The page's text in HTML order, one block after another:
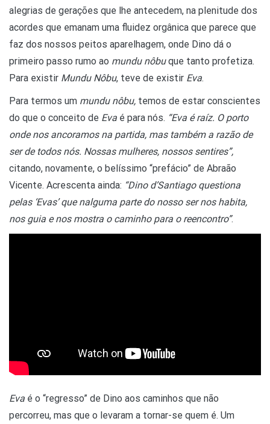
alegrias de gerações que lhe antecedem, na plenitude dos
acordes que emanam uma fluidez orgânica que parece que
faz dos nossos peitos aparelhagem, onde Dino dá o
primeiro passo rumo ao mundu nôbuque tanto profetiza.
Para existir Mundu Nôbu, teve de existir Eva.
Para termos um mundu nôbu, temos de estar conscientes
do que o conceito de Eva é para nós. “Eva é raíz. O porto
onde nos ancoramos na partida, mas também a razão de
ser de todos nós. Nossas mulheres, nossos sentires”,
citando, novamente, o belíssimo “prefácio” de Abraão
Vicente. Acrescenta ainda: “Dino d’Santiago questiona
pelas ‘Evas’ que nalguma parte do nosso ser nos habita,
nos guia e nos mostra o caminho para o reencontro”.
Eva é o “regresso” de Dino aos caminhos que não
percorreu, mas que o levaram a tornar-se quem é. Um